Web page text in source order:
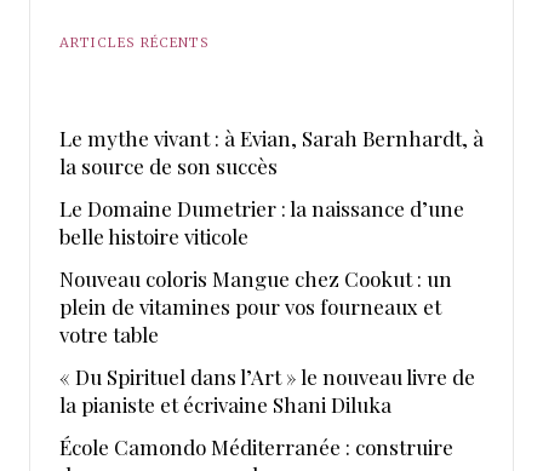
ARTICLES RÉCENTS
Le mythe vivant : à Evian, Sarah Bernhardt, à
la source de son succès
Le Domaine Dumetrier : la naissance d’une
belle histoire viticole
Nouveau coloris Mangue chez Cookut : un
plein de vitamines pour vos fourneaux et
votre table
« Du Spirituel dans l’Art » le nouveau livre de
la pianiste et écrivaine Shani Diluka
École Camondo Méditerranée : construire